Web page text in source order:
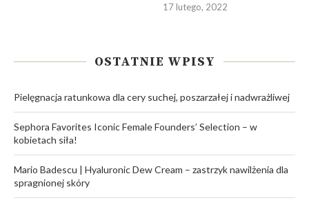
17 lutego, 2022
OSTATNIE WPISY
Pielęgnacja ratunkowa dla cery suchej, poszarzałej i nadwrażliwej
Sephora Favorites Iconic Female Founders’ Selection – w
kobietach siła!
Mario Badescu | Hyaluronic Dew Cream – zastrzyk nawilżenia dla
spragnionej skóry